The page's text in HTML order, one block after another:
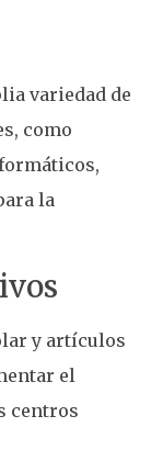
variedad de
como
la
y artículos
el
centros